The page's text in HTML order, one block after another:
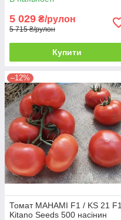
5 029 ₴/рулон
5 715 ₴/рулон
Купити
–12%
Томат МАНАМІ F1 / KS 21 F1
Kitano Seeds 500 насінин